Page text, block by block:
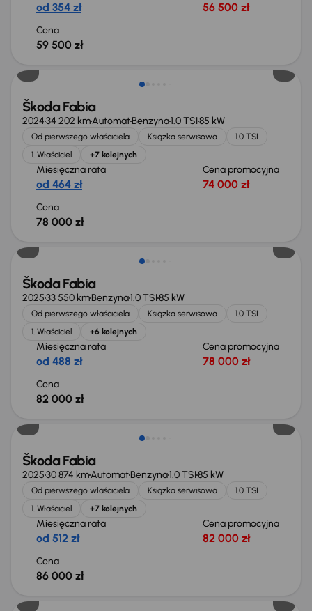
od 354 zł 56 500 zł
Cena
59 500 zł
Od nowego taniej o 15 800 zł
Škoda Fabia
202434 202 kmAutomatBenzyna1.0 TSI85 kW
Od pierwszego właściciela Książka serwisowa
1.0 TSI
1. Właściciel
+7 kolejnych
Miesięczna rata
od 464 zł
Cena promocyjna
74 000 zł
Cena
78 000 zł
Świeżo skupione
Škoda Fabia
202533 550 kmBenzyna1.0 TSI85 kW
Od pierwszego właściciela Książka serwisowa
1.0 TSI
1. Właściciel
+6 kolejnych
Miesięczna rata
od 488 zł
Cena promocyjna
78 000 zł
Cena
82 000 zł
Świeżo skupione
Škoda Fabia
202530 874 kmAutomatBenzyna1.0 TSI85 kW
Od pierwszego właściciela Książka serwisowa
1.0 TSI
1. Właściciel
+7 kolejnych
Miesięczna rata
od 512 zł
Cena promocyjna
82 000 zł
Cena
86 000 zł
Możliwość odliczenia VAT